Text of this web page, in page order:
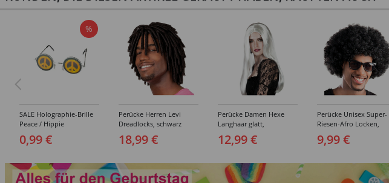
%
SALE Holographie-Brille
Peace / Hippie
0,99 €
Perücke Herren Levi
Dreadlocks, schwarz
18,99 €
Perücke Damen Hexe
Langhaar glatt,
Mittelscheitel, weiß
12,99 €
Perücke Unisex Super-
Riesen-Afro Locken,
schwarz
9,99 €